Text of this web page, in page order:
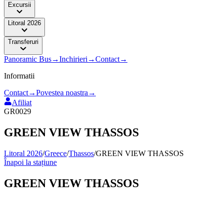
Excursii
Litoral 2026
Transferuri
Panoramic Bus→Inchirieri →Contact→
Informatii
Contact→Povestea noastra →
Afiliat
GR0029
GREEN VIEW THASSOS
Litoral 2026/Greece/Thassos/GREEN VIEW THASSOS
Înapoi la stațiune
GREEN VIEW THASSOS